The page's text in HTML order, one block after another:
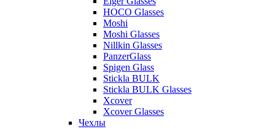
HOCO Glasses
Moshi
Moshi Glasses
Nillkin Glasses
PanzerGlass
Spigen Glass
Stickla BULK
Stickla BULK Glasses
Xcover
Xcover Glasses
Чехлы